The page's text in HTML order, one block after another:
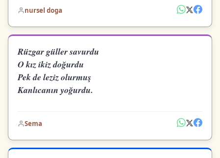
nursel doga
Rüzgar güller savurdu
O kız ikiz doğurdu
Pek de leziz olurmuş
Kanlıcanın yoğurdu.
Sema